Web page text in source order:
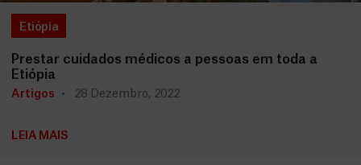
Etiópia
Prestar cuidados médicos a pessoas em toda a
Etiópia
Artigos 28 Dezembro, 2022
LEIA MAIS